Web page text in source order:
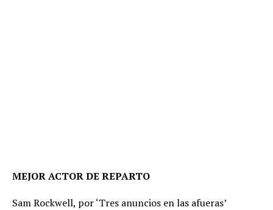
MEJOR ACTOR DE REPARTO
Sam Rockwell, por ‘Tres anuncios en las afueras’